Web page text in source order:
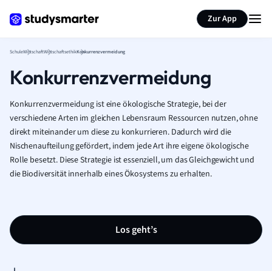
Zur App
SchuleWirtschaftWirtschaftsethikKonkurrenzvermeidung
Konkurrenzvermeidung
Konkurrenzvermeidung ist eine ökologische Strategie, bei der
verschiedene Arten im gleichen Lebensraum Ressourcen nutzen, ohne
direkt miteinander um diese zu konkurrieren. Dadurch wird die
Nischenaufteilung gefördert, indem jede Art ihre eigene ökologische
Rolle besetzt. Diese Strategie ist essenziell, um das Gleichgewicht und
die Biodiversität innerhalb eines Ökosystems zu erhalten.
Los geht’s
Seite zusammenfassen